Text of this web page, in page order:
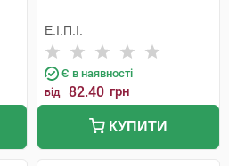
Е.І.П.І.
Є в наявності
від 82.40 грн
КУПИТИ